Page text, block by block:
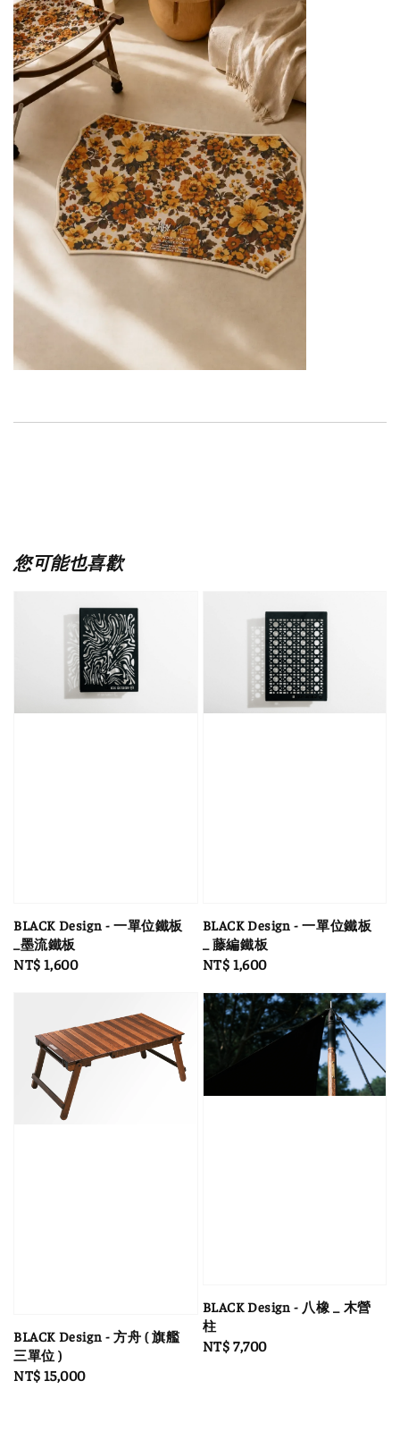
您可能也喜歡
BLACK Design - 一單位鐵板
_墨流鐵板
Regular
NT$ 1,600
BLACK Design - 一單位鐵板
_ 藤編鐵板
Regular
NT$ 1,600
BLACK Design - 方舟 ( 旗艦
三單位 )
Regular
NT$ 15,000
BLACK Design - 八橡 _ 木營
柱
Regular
NT$ 7,700